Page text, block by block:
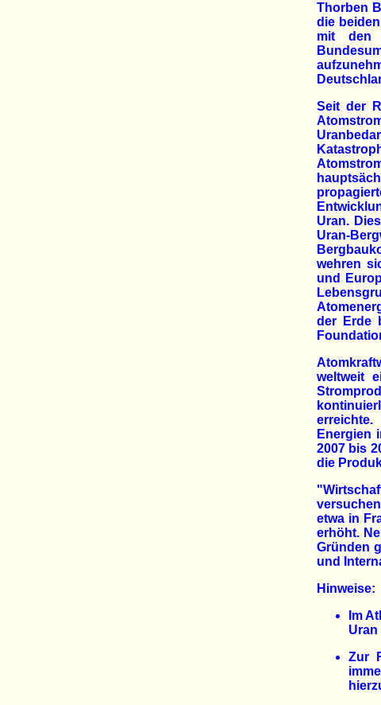
Thorben
die
mit den
Seit der
Uran.
Uran-
wehren
und
der Erde
weltweit
erreichte.
Energien
2007 bis
die
etwa in
erhöht.
Gründen
und
Hinweise:
Im
Zur